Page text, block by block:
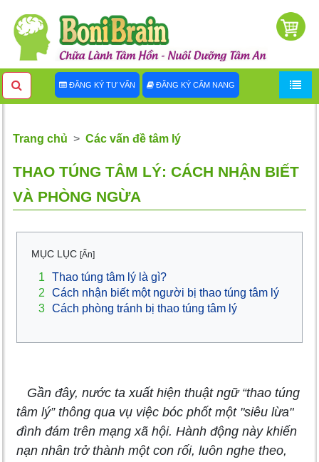
ĐĂNG KÝ TƯ VẤN ĐĂNG KÝ CẨM NANG
Trang chủ Các vấn đề tâm lý
THAO TÚNG TÂM LÝ: CÁCH NHẬN BIẾT
VÀ PHÒNG NGỪA
MỤC LỤC [Ẩn]
1
Thao túng tâm lý là gì?
2
Cách nhận biết một người bị thao túng tâm lý
3 Cách phòng tránh bị thao túng tâm lý
Gần đây, nước ta xuất hiện thuật ngữ “thao túng
tâm lý” thông qua vụ việc bóc phốt một "siêu lừa"
đình đám trên mạng xã hội. Hành động này khiến
nạn nhân trở thành một con rối, luôn nghe theo,